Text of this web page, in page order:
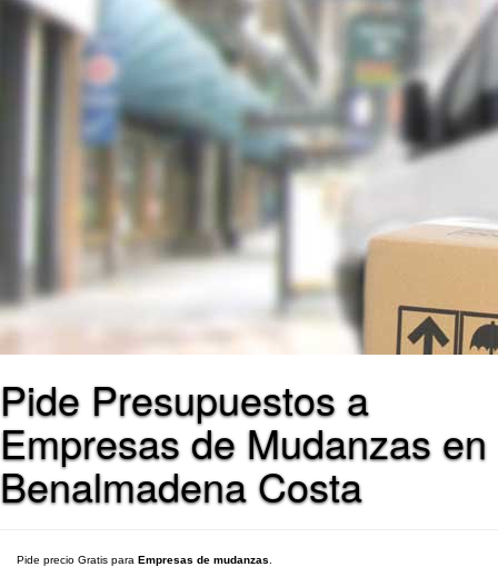
Pide Presupuestos a
Empresas de Mudanzas en
Benalmadena Costa
Pide precio Gratis para Empresas de mudanzas